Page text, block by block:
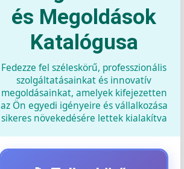
és Megoldások
Katalógusa
Fedezze fel széleskörű, professzionális
szolgáltatásainkat és innovatív
megoldásainkat, amelyek kifejezetten
az Ön egyedi igényeire és vállalkozása
sikeres növekedésére lettek kialakítva